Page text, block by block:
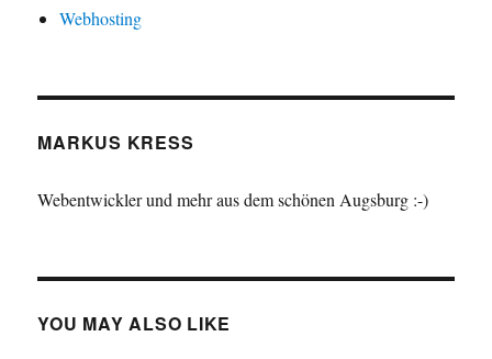
Webhosting
MARKUS KRESS
Webentwickler und mehr aus dem schönen Augsburg :-)
YOU MAY ALSO LIKE